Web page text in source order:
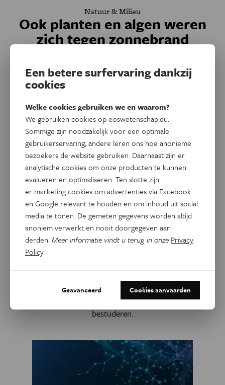
Natuur & Milieu
Ook planten en algen weren
zich tegen zonnebrand
mensen gevaarlijk. En ja, ook planten en algen weren zich
daartegen. Met dat verschil dat ze van nature beschermd
Nieuwe versneller moet
deeltjes… vertragen
Zo kunnen wetenschappers hun eigenschappen beter
bestuderen.
Een betere surfervaring dankzij
cookies
Welke cookies gebruiken we en waarom?
We gebruiken cookies op eoswetenschap.eu.
Sommige zijn noodzakelijk voor een optimale
gebruikerservaring, andere leren ons hoe anonieme
bezoekers de website gebruiken. Daarnaast zijn er
analytische cookies om onze producten te kunnen
evalueren en optimaliseren. Ten slotte zijn
er marketing cookies om advertenties via Facebook
en Google relevant te houden en om inhoud uit social
media te tonen. De gemeten gegevens worden altijd
anoniem verwerkt en nooit doorgegeven aan
derden.Meer informatie vindt u terug in onze Privacy
Policy.
Geavanceerd Cookies aanvaarden